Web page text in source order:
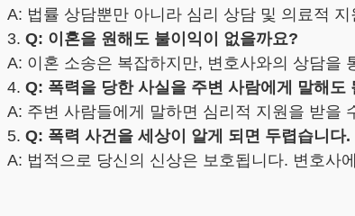
A: 법률 상담뿐만 아니라 심리 상담 및 의료적
3. Q: 이혼을 원해도 불이익이 없을까요?
A: 이혼 소송은 복잡하지만, 변호사와의 상담을
4. Q: 폭력을 당한 사실을 주변 사람에게 말해도
A: 주변 사람들에게 말하면 심리적 지원을 받을
5. Q: 폭력 사건을 세상이 알게 되면 두렵습니다.
A: 법적으로 당신의 신상은 보호됩니다. 변호사